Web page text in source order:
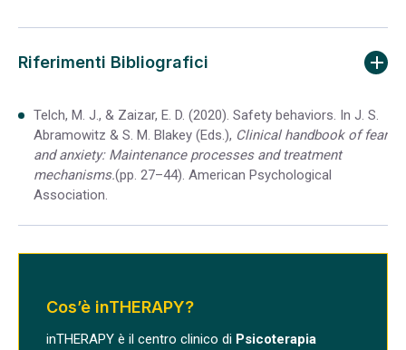
Riferimenti Bibliografici
Telch, M. J., & Zaizar, E. D. (2020). Safety behaviors. In J. S.
Abramowitz & S. M. Blakey (Eds.), Clinical handbook of fear
and anxiety: Maintenance processes and treatment
mechanisms.(pp. 27–44). American Psychological
Association.
Cos’è inTHERAPY?
inTHERAPY è il centro clinico di Psicoterapia